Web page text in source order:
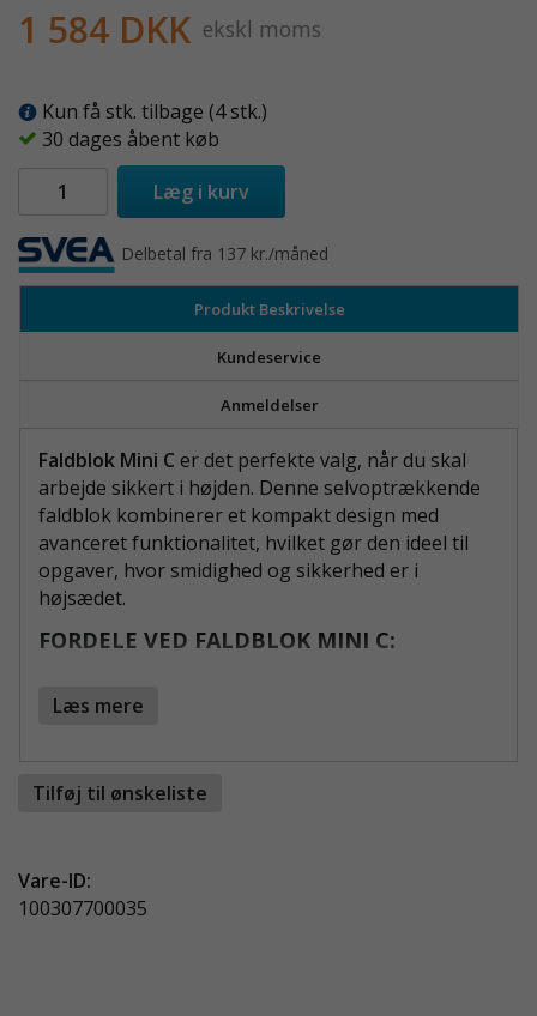
1 584 DKK ekskl moms
Kun få stk. tilbage (4 stk.)
30 dages åbent køb
Læg i kurv
Delbetal fra 137 kr./måned
Produkt Beskrivelse
Kundeservice
Anmeldelser
Faldblok Mini C er det perfekte valg, når du skal
arbejde sikkert i højden. Denne selvoptrækkende
faldblok kombinerer et kompakt design med
avanceret funktionalitet, hvilket gør den ideel til
opgaver, hvor smidighed og sikkerhed er i
højsædet.
FORDELE VED FALDBLOK MINI C:
hvor der er risiko for fald over skarpe kanter.
Drejelig karabinhage:
Høj belastningskapacitet:
136 kg for maksimal sikkerhed.
Læs mere
Tilføj til ønskeliste
Vare-ID:
100307700035